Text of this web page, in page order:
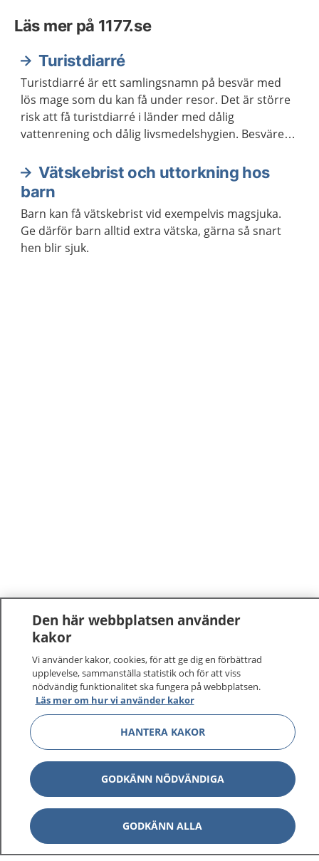
Läs mer på 1177.se
Turistdiarré
Turistdiarré är ett samlingsnamn på besvär med
lös mage som du kan få under resor. Det är större
risk att få turistdiarré i länder med dålig
vattenrening och dålig livsmedelshygien. Besvären
Vätskebrist och uttorkning hos
barn
Barn kan få vätskebrist vid exempelvis magsjuka.
Ge därför barn alltid extra vätska, gärna så snart
hen blir sjuk.
1177–tryggt om din hälsa och vård
På 1177.se får du råd om hälsa och information om
sjukdomar och vilka mottagningar du kan kontakta.
Logga in för att läsa din journal och göra dina
vårdärenden. Ring telefonnummer 1177 för
sjukvårdsrådgivning dygnet runt.
1177 ger dig råd när du vill må bättre.
Den här webbplatsen använder
kakor
Vi använder kakor, cookies, för att ge dig en förbättrad
upplevelse, sammanställa statistik och för att viss
nödvändig funktionalitet ska fungera på webbplatsen.
Läs mer om hur vi använder kakor
HANTERA KAKOR
GODKÄNN NÖDVÄNDIGA
GODKÄNN ALLA